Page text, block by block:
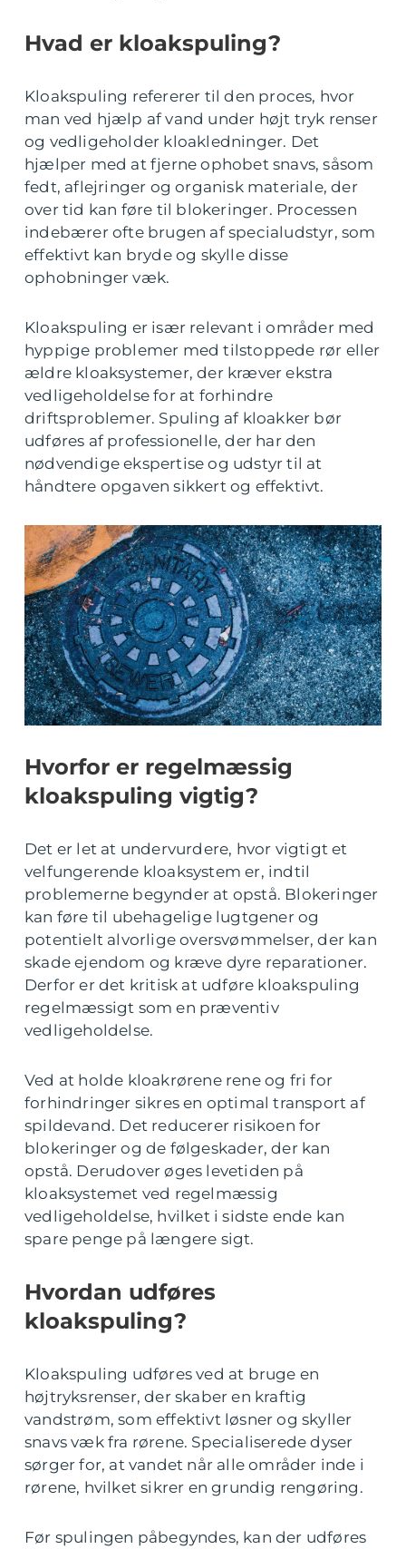
Hvad er kloakspuling?
Kloakspuling refererer til den proces, hvor
man ved hjælp af vand under højt tryk renser
og vedligeholder kloakledninger. Det
hjælper med at fjerne ophobet snavs, såsom
fedt, aflejringer og organisk materiale, der
over tid kan føre til blokeringer. Processen
indebærer ofte brugen af specialudstyr, som
effektivt kan bryde og skylle disse
ophobninger væk.
Kloakspuling er især relevant i områder med
hyppige problemer med tilstoppede rør eller
ældre kloaksystemer, der kræver ekstra
vedligeholdelse for at forhindre
driftsproblemer. Spuling af kloakker bør
udføres af professionelle, der har den
nødvendige ekspertise og udstyr til at
håndtere opgaven sikkert og effektivt.
Hvorfor er regelmæssig
kloakspuling vigtig?
Det er let at undervurdere, hvor vigtigt et
velfungerende kloaksystem er, indtil
problemerne begynder at opstå. Blokeringer
kan føre til ubehagelige lugtgener og
potentielt alvorlige oversvømmelser, der kan
skade ejendom og kræve dyre reparationer.
Derfor er det kritisk at udføre kloakspuling
regelmæssigt som en præventiv
vedligeholdelse.
Ved at holde kloakrørene rene og fri for
forhindringer sikres en optimal transport af
spildevand. Det reducerer risikoen for
blokeringer og de følgeskader, der kan
opstå. Derudover øges levetiden på
kloaksystemet ved regelmæssig
vedligeholdelse, hvilket i sidste ende kan
spare penge på længere sigt.
Hvordan udføres
kloakspuling?
Kloakspuling udføres ved at bruge en
højtryksrenser, der skaber en kraftig
vandstrøm, som effektivt løsner og skyller
snavs væk fra rørene. Specialiserede dyser
sørger for, at vandet når alle områder inde i
rørene, hvilket sikrer en grundig rengøring.
Før spulingen påbegyndes, kan der udføres